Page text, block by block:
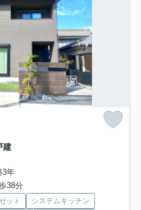
建
3年
38分
ット
システムキッチン